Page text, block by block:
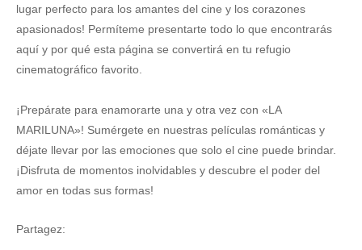
lugar perfecto para los amantes del cine y los corazones
apasionados! Permíteme presentarte todo lo que encontrarás
aquí y por qué esta página se convertirá en tu refugio
cinematográfico favorito.
¡Prepárate para enamorarte una y otra vez con «LA
MARILUNA»! Sumérgete en nuestras películas románticas y
déjate llevar por las emociones que solo el cine puede brindar.
¡Disfruta de momentos inolvidables y descubre el poder del
amor en todas sus formas!
Partagez: